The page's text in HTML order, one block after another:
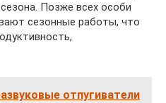
Позже всех особи
сезонные работы, что
отпугиватели